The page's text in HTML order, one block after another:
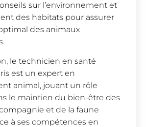
sur l’environnement et
des habitats pour assurer
des animaux
le technicien en santé
est un expert en
animal, jouant un rôle
le maintien du bien-être des
et de la faune
à ses compétences en